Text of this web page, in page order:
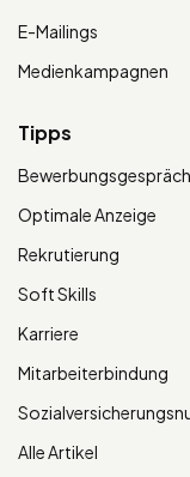
E-Mailings
Medienkampagnen
Tipps
Bewerbungsgespräch
Optimale Anzeige
Rekrutierung
Soft Skills
Karriere
Mitarbeiterbindung
Alle Artikel